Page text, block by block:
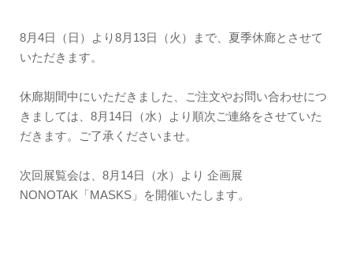
8月4日（日）より8月13日（火）まで、夏季休廊とさせて
いただきます。
休廊期間中にいただきました、ご注文やお問い合わせにつ
きましては、8月14日（水）より順次ご連絡をさせていた
だきます。ご了承くださいませ。
次回展覧会は、8月14日（水）より 企画展
NONOTAK「MASKS」を開催いたします。